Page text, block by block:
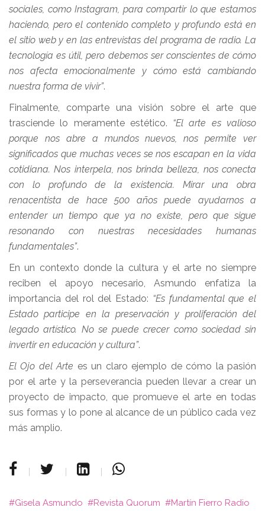
sociales, como Instagram, para compartir lo que estamos
haciendo, pero el contenido completo y profundo está en
el sitio web y en las entrevistas del programa de radio. La
tecnología es útil, pero debemos ser conscientes de cómo
nos afecta emocionalmente y cómo está cambiando
nuestra forma de vivir”.
Finalmente, comparte una visión sobre el arte que
trasciende lo meramente estético. “El arte es valioso
porque nos abre a mundos nuevos, nos permite ver
significados que muchas veces se nos escapan en la vida
cotidiana. Nos interpela, nos brinda belleza, nos conecta
con lo profundo de la existencia. Mirar una obra
renacentista de hace 500 años puede ayudarnos a
entender un tiempo que ya no existe, pero que sigue
resonando con nuestras necesidades humanas
fundamentales”.
En un contexto donde la cultura y el arte no siempre
reciben el apoyo necesario, Asmundo enfatiza la
importancia del rol del Estado: “Es fundamental que el
Estado participe en la preservación y proliferación del
legado artístico. No se puede crecer como sociedad sin
invertir en educación y cultura”.
El Ojo del Arte es un claro ejemplo de cómo la pasión
por el arte y la perseverancia pueden llevar a crear un
proyecto de impacto, que promueve el arte en todas
sus formas y lo pone al alcance de un público cada vez
más amplio.
Gisela Asmundo Revista Quorum Martín Fierro Radio